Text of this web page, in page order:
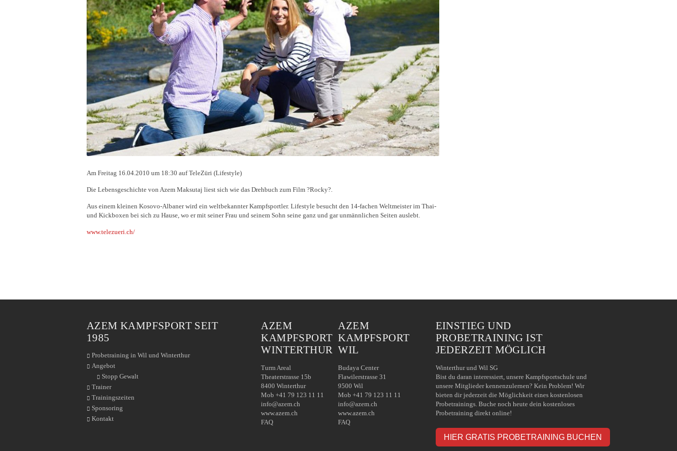
Am Freitag 16.04.2010 um 18:30 auf TeleZüri (Lifestyle)
Die Lebensgeschichte von Azem Maksutaj liest sich wie das Drehbuch zum Film ?Rocky?.
Aus einem kleinen Kosovo-Albaner wird ein weltbekannter Kampfsportler. Lifestyle besucht den 14-fachen Weltmeister im Thai-
und Kickboxen bei sich zu Hause, wo er mit seiner Frau und seinem Sohn seine ganz und gar unmännlichen Seiten auslebt.
www.telezueri.ch/
AZEM KAMPFSPORT SEIT
1985
Probetraining in Wil und Winterthur
Angebot
Stopp Gewalt
Trainer
Trainingszeiten
Sponsoring
Kontakt
AZEM
KAMPFSPORT
WINTERTHUR
Turm Areal
Theaterstrasse 15b
8400 Winterthur
Mob +41 79 123 11 11
info@azem.ch
www.azem.ch
FAQ
AZEM
KAMPFSPORT
WIL
Budaya Center
Flawilerstrasse 31
9500 Wil
Mob +41 79 123 11 11
info@azem.ch
www.azem.ch
FAQ
EINSTIEG UND
PROBETRAINING IST
JEDERZEIT MÖGLICH
Winterthur und Wil SG
Bist du daran interessiert, unsere Kampfsportschule und
unsere Mitglieder kennenzulernen? Kein Problem! Wir
bieten dir jederzeit die Möglichkeit eines kostenlosen
Probetrainings. Buche noch heute dein kostenloses
Probetraining direkt online!
HIER GRATIS PROBETRAINING BUCHEN